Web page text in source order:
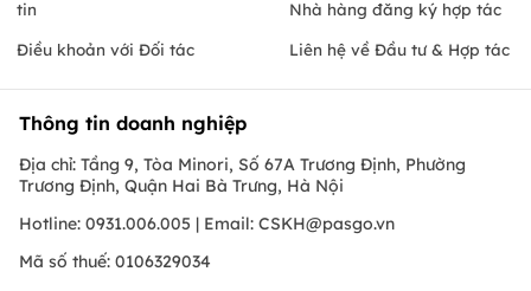
tin
Điều khoản với Đối tác
Nhà hàng đăng ký hợp tác
Liên hệ về Đầu tư & Hợp tác
Thông tin doanh nghiệp
Địa chỉ: Tầng 9, Tòa Minori, Số 67A Trương Định, Phường
Trương Định, Quận Hai Bà Trưng, Hà Nội
Hotline: 0931.006.005 | Email: CSKH@pasgo.vn
Mã số thuế: 0106329034